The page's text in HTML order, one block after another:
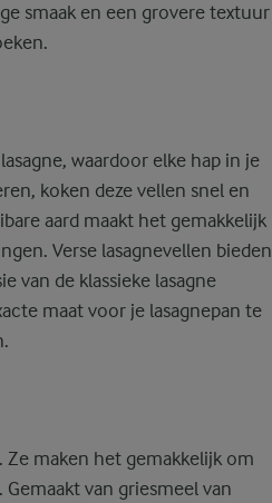
smaak en een grovere textuur
waardoor elke hap in je
koken deze vellen snel en
aard maakt het gemakkelijk
Verse lasagnevellen bieden
van de klassieke lasagne
maat voor je lasagnepan te
Ze maken het gemakkelijk om
van griesmeel van